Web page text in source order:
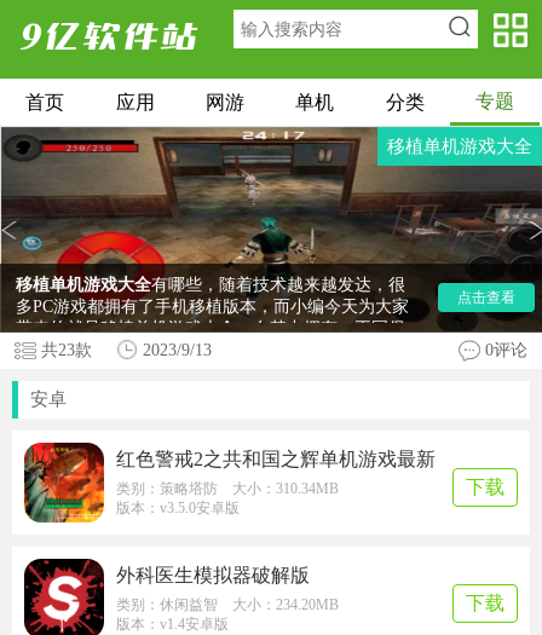
首页 应用 网游 单机 分类 专题
移植单机游戏大全
移植单机游戏大全有哪些，随着技术越来越发达，很
多PC游戏都拥有了手机移植版本，而小编今天为大家
带来的就是移植单机游戏大全，在其中拥有：王国保
卫战、极限国度等等游戏，喜欢这些游戏的朋友就速
点击查看
共23款 2023/9/13 0评论
安卓
红色警戒2之共和国之辉单机游戏最新
版
类别：策略塔防 大小：310.34MB
版本：v3.5.0安卓版
下载
外科医生模拟器破解版
类别：休闲益智 大小：234.20MB
版本：v1.4安卓版
下载